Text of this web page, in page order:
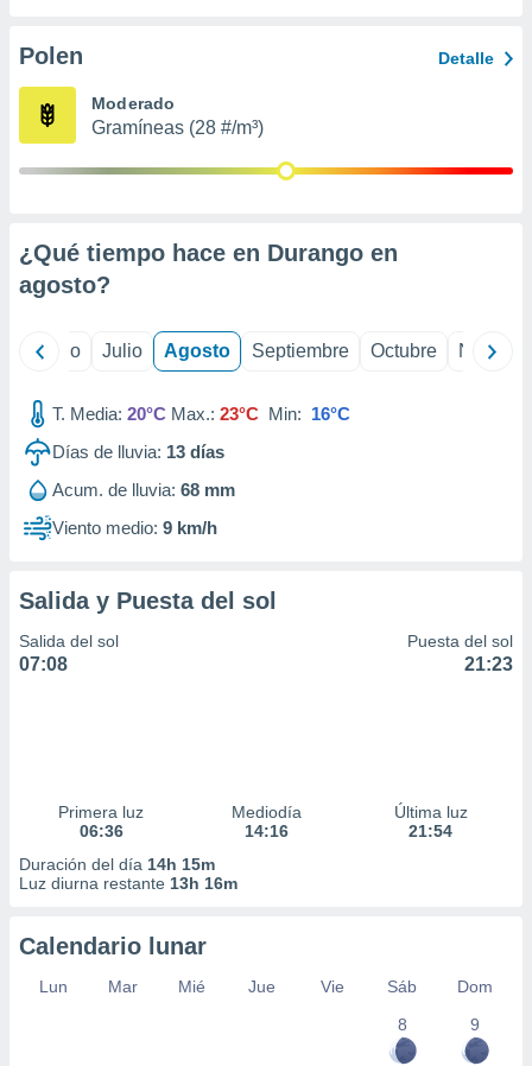
e
mediante
publicidad
publicidad
de
Polen Detalle
Moderado
Gramíneas (28 #/m³)
¿Qué tiempo hace en Durango en
agosto?
Junio Julio Agosto Septiembre Octubre
T. Media: 20°C Max.: 23°C Min: 16°C
Días de lluvia: 13 días
Acum. de lluvia: 68 mm
Viento medio: 9 km/h
Salida y Puesta del sol
Salida del sol
07:08
Puesta del sol
21:23
Primera luz
06:36
Mediodía
14:16
Última luz
21:54
Duración del día 14h 15m
Luz diurna restante 13h 16m
Calendario lunar
Lun Mar Mié Jue Vie Sáb
Dom
8
9